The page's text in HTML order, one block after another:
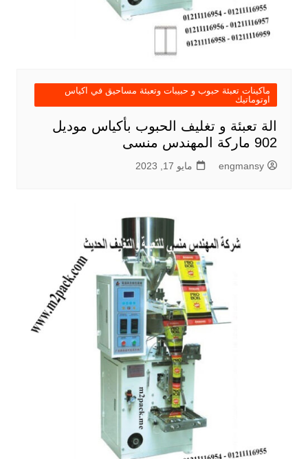
ماكينات تعبئة حبوب و حبيبات وتعبئة مساحيق في اكياس
اوتوماتيك
الة تعبئة و تغليف الحبوب بأكياس موديل
902 ماركة المهندس منسى
engmansy مايو 17, 2023